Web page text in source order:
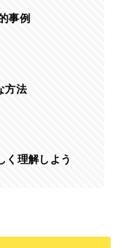
事例
方法
く理解しよう